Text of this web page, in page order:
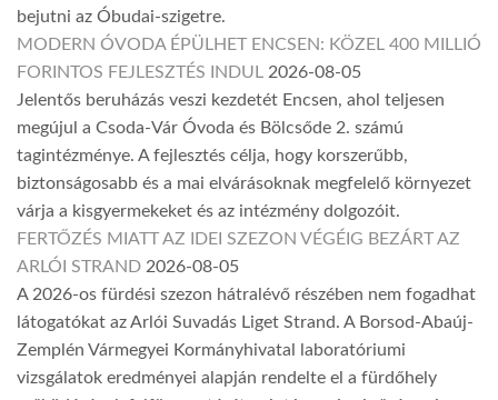
bejutni az Óbudai-szigetre.
MODERN ÓVODA ÉPÜLHET ENCSEN: KÖZEL 400 MILLIÓ
FORINTOS FEJLESZTÉS INDUL 2026-08-05
Jelentős beruházás veszi kezdetét Encsen, ahol teljesen
megújul a Csoda-Vár Óvoda és Bölcsőde 2. számú
tagintézménye. A fejlesztés célja, hogy korszerűbb,
biztonságosabb és a mai elvárásoknak megfelelő környezet
várja a kisgyermekeket és az intézmény dolgozóit.
FERTŐZÉS MIATT AZ IDEI SZEZON VÉGÉIG BEZÁRT AZ
ARLÓI STRAND 2026-08-05
A 2026-os fürdési szezon hátralévő részében nem fogadhat
látogatókat az Arlói Suvadás Liget Strand. A Borsod-Abaúj-
Zemplén Vármegyei Kormányhivatal laboratóriumi
vizsgálatok eredményei alapján rendelte el a fürdőhely